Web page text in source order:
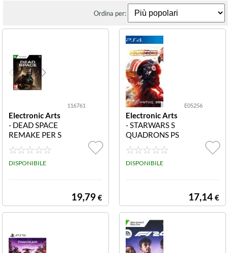
Ordina per:
116761
Electronic Arts
- DEAD SPACE
REMAKE PER S
ERIE X 116761
DEAD SPACE R
EMAKE PER XB
DISPONIBILE
19,79 €
E05256
Electronic Arts
- STARWARS S
QUADRONS PS
4 E05256 STAR
WARS SQUADR
ONS PS4
DISPONIBILE
17,14 €